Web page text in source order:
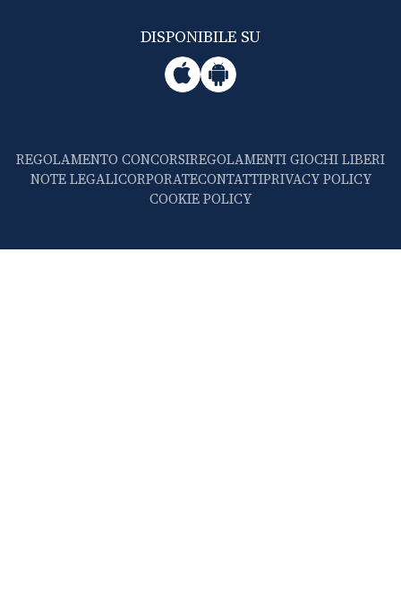
DISPONIBILE SU
REGOLAMENTO CONCORSIREGOLAMENTI GIOCHI LIBERI
NOTE LEGALICORPORATECONTATTIPRIVACY POLICY
COOKIE POLICY